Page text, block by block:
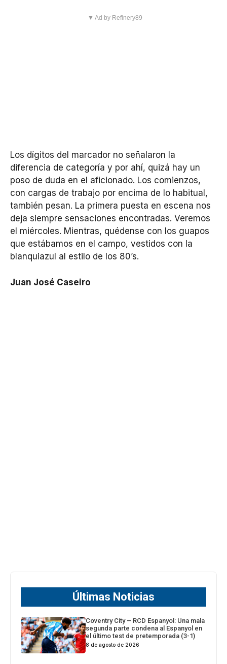
▼ Ad by Refinery89
Los dígitos del marcador no señalaron la
diferencia de categoría y por ahí, quizá hay un
poso de duda en el aficionado. Los comienzos,
con cargas de trabajo por encima de lo habitual,
también pesan. La primera puesta en escena nos
deja siempre sensaciones encontradas. Veremos
el miércoles. Mientras, quédense con los guapos
que estábamos en el campo, vestidos con la
blanquiazul al estilo de los 80’s.
Juan José Caseiro
Últimas Noticias
Coventry City – RCD Espanyol: Una mala
segunda parte condena al Espanyol en
el último test de pretemporada (3-1)
8 de agosto de 2026